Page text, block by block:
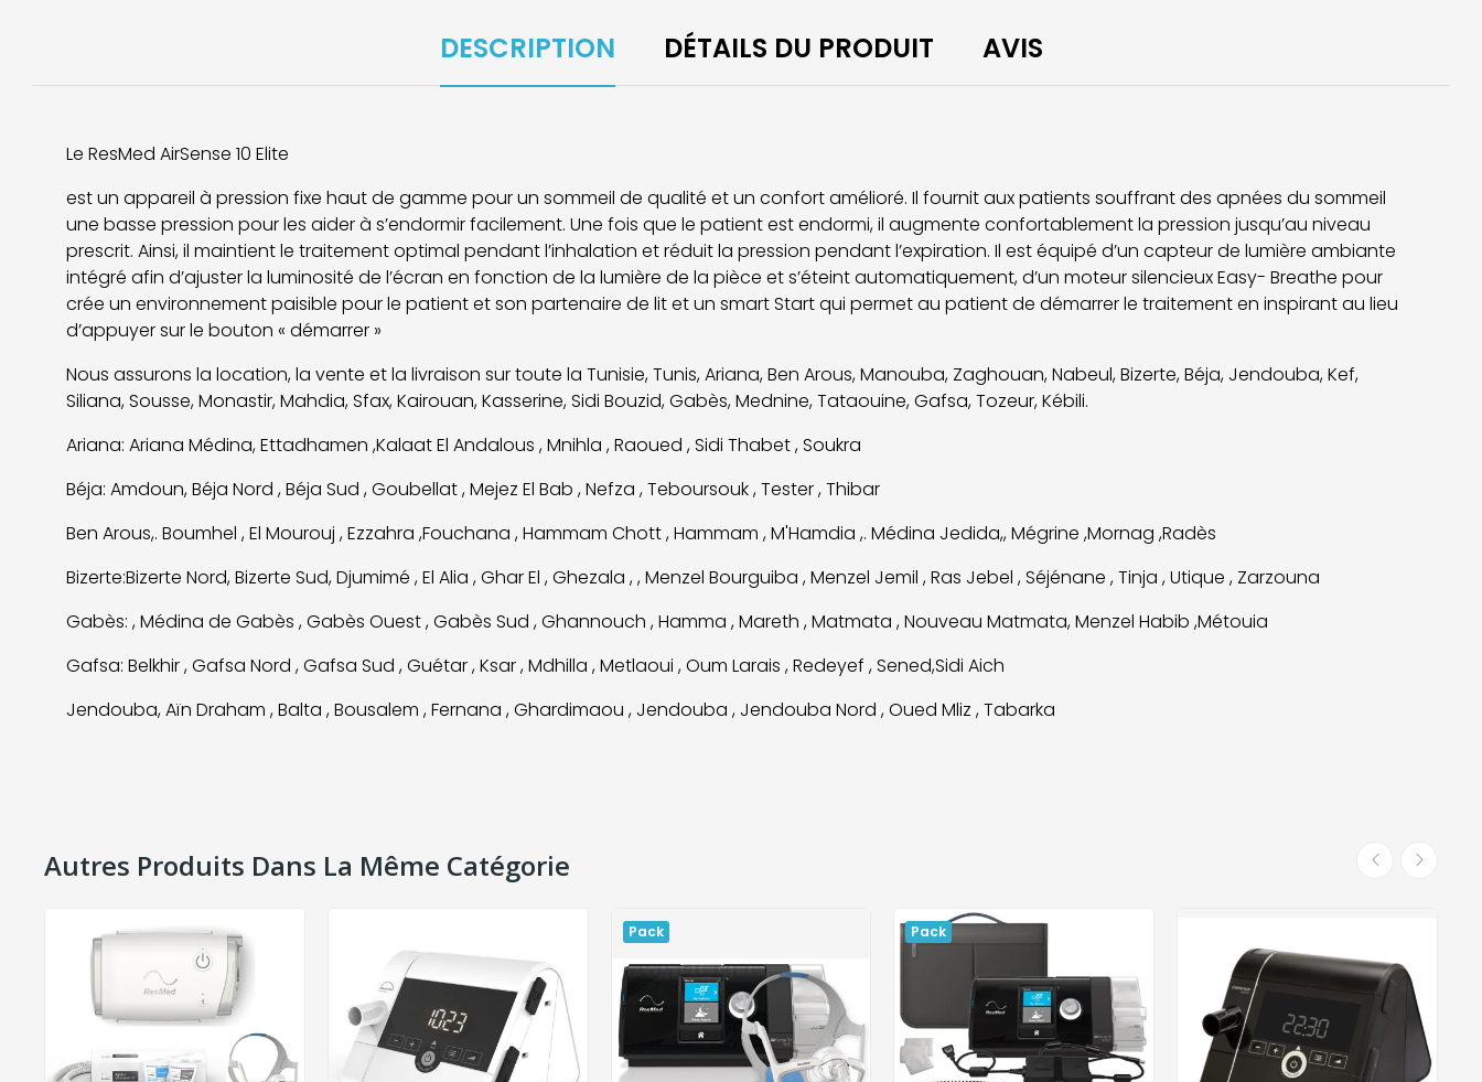
DESCRIPTION DÉTAILS DU PRODUIT AVIS
Le ResMed AirSense 10 Elite
est un appareil à pression fixe haut de gamme pour un sommeil de qualité et un confort amélioré. Il fournit aux patients souffrant des apnées du sommeil
une basse pression pour les aider à s’endormir facilement. Une fois que le patient est endormi, il augmente confortablement la pression jusqu’au niveau
prescrit. Ainsi, il maintient le traitement optimal pendant l’inhalation et réduit la pression pendant l’expiration. Il est équipé d’un capteur de lumière ambiante
intégré afin d’ajuster la luminosité de l’écran en fonction de la lumière de la pièce et s’éteint automatiquement, d’un moteur silencieux Easy- Breathe pour
crée un environnement paisible pour le patient et son partenaire de lit et un smart Start qui permet au patient de démarrer le traitement en inspirant au lieu
d’appuyer sur le bouton « démarrer »
Nous assurons la location, la vente et la livraison sur toute la Tunisie, Tunis, Ariana, Ben Arous, Manouba, Zaghouan, Nabeul, Bizerte, Béja, Jendouba, Kef,
Siliana, Sousse, Monastir, Mahdia, Sfax, Kairouan, Kasserine, Sidi Bouzid, Gabès, Mednine, Tataouine, Gafsa, Tozeur, Kébili.
Ariana: Ariana Médina, Ettadhamen ,Kalaat El Andalous , Mnihla , Raoued , Sidi Thabet , Soukra
Béja: Amdoun, Béja Nord , Béja Sud , Goubellat , Mejez El Bab , Nefza , Teboursouk , Tester , Thibar
Ben Arous,. Boumhel , El Mourouj , Ezzahra ,Fouchana , Hammam Chott , Hammam , M'Hamdia ,. Médina Jedida,, Mégrine ,Mornag ,Radès
Bizerte:Bizerte Nord, Bizerte Sud, Djumimé , El Alia , Ghar El , Ghezala , , Menzel Bourguiba , Menzel Jemil , Ras Jebel , Séjénane , Tinja , Utique , Zarzouna
Gabès: , Médina de Gabès , Gabès Ouest , Gabès Sud , Ghannouch , Hamma , Mareth , Matmata , Nouveau Matmata, Menzel Habib ,Métouia
Gafsa: Belkhir , Gafsa Nord , Gafsa Sud , Guétar , Ksar , Mdhilla , Metlaoui , Oum Larais , Redeyef , Sened,Sidi Aich
Jendouba, Aïn Draham , Balta , Bousalem , Fernana , Ghardimaou , Jendouba , Jendouba Nord , Oued Mliz , Tabarka
Autres Produits Dans La Même Catégorie
Pack Pack